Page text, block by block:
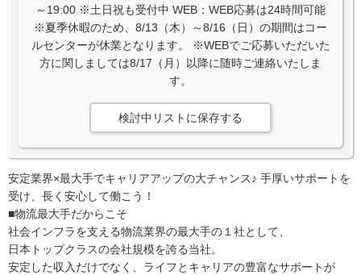
～19:00 ※土日祝も受付中 WEB：WEB応募は24時間可能
※夏季休暇のため、8/13（木）～8/16（日）の期間はコー
ルセンターが休業となります。 ※WEBでご応募いただいた
方に関しましては8/17（月）以降に随時ご連絡いたしま
す。
検討中リストに保存する
安定業界×最大手でキャリアアップの大チャンス♪ 手厚いサポートを
受け、長く安心して働こう！
■物流最大手だからこそ
社会インフラを支える物流業界の最大手の１社として、
日本トップクラスの会社規模を誇る当社。
安定した収入だけでなく、ライフとキャリアの豊富なサポートが